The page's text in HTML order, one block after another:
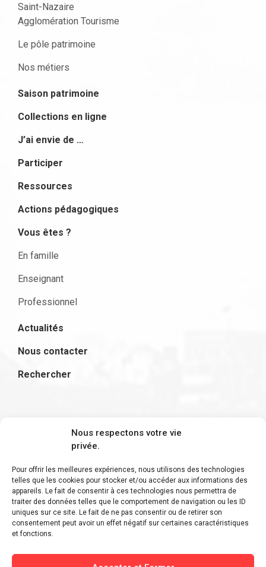
Nous respectons votre vie
privée.
Pour offrir les meilleures expériences, nous utilisons des technologies
telles que les cookies pour stocker et/ou accéder aux informations des
appareils. Le fait de consentir à ces technologies nous permettra de
traiter des données telles que le comportement de navigation ou les ID
uniques sur ce site. Le fait de ne pas consentir ou de retirer son
consentement peut avoir un effet négatif sur certaines caractéristiques
et fonctions.
Saint-Nazaire
Agglomération Tourisme
Le pôle patrimoine
Nos métiers
Saison patrimoine
Collections en ligne
J’ai envie de …
Participer
Ressources
Actions pédagogiques
Vous êtes ?
En famille
Enseignant
Professionnel
Actualités
Nous contacter
Rechercher
S'inscrire à la newsletter
Restez informé des derniers ajouts et des
dernières actualités !